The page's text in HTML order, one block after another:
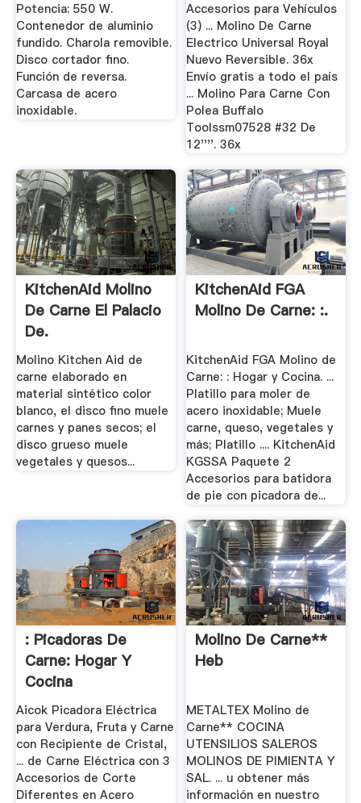
Potencia: 550 W.
Contenedor de aluminio
fundido. Charola removible.
Disco cortador fino.
Función de reversa.
Carcasa de acero
inoxidable.
Accesorios para Vehículos
(3) ... Molino De Carne
Electrico Universal Royal
Nuevo Reversible. 36x
Envío gratis a todo el país
... Molino Para Carne Con
Polea Buffalo
Toolssm07528 #32 De
12''''. 36x
KitchenAid Molino
De Carne El Palacio
De.
Molino Kitchen Aid de
carne elaborado en
material sintético color
blanco, el disco fino muele
carnes y panes secos; el
disco grueso muele
vegetales y quesos...
KitchenAid FGA
Molino De Carne: :.
KitchenAid FGA Molino de
Carne: : Hogar y Cocina. ...
Platillo para moler de
acero inoxidable; Muele
carne, queso, vegetales y
más; Platillo .... KitchenAid
KGSSA Paquete 2
Accesorios para batidora
de pie con picadora de...
: Picadoras De
Carne: Hogar Y
Cocina
Aicok Picadora Eléctrica
para Verdura, Fruta y Carne
con Recipiente de Cristal,
... de Carne Eléctrica con 3
Accesorios de Corte
Diferentes en Acero
Molino De Carne**
Heb
METALTEX Molino de
Carne** COCINA
UTENSILIOS SALEROS
MOLINOS DE PIMIENTA Y
SAL. ... u obtener más
información en nuestro